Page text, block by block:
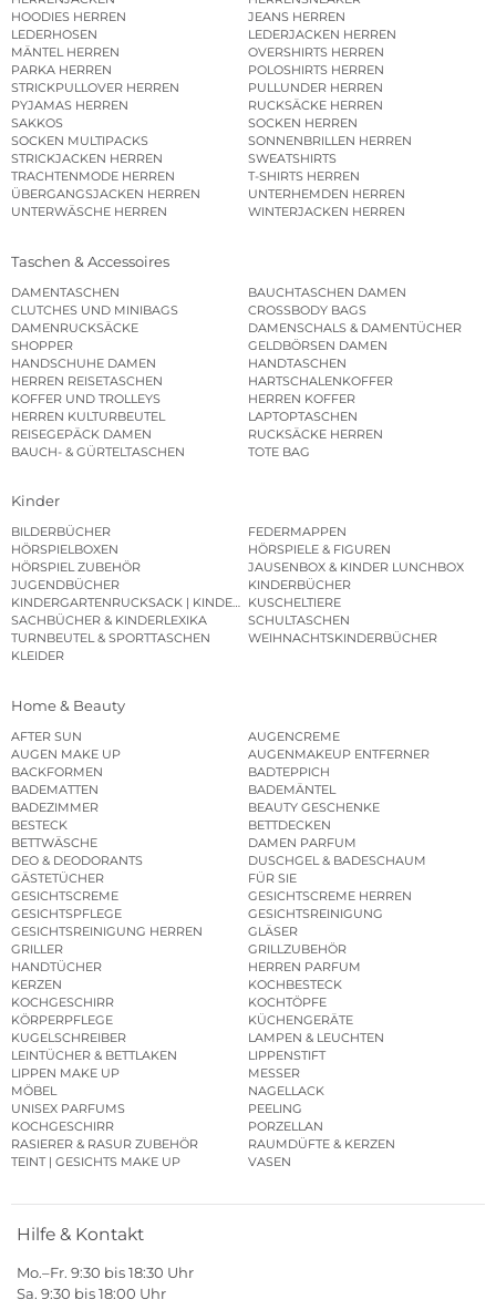
HOODIES HERREN
JEANS HERREN
LEDERHOSEN
LEDERJACKEN HERREN
MÄNTEL HERREN
OVERSHIRTS HERREN
PARKA HERREN
POLOSHIRTS HERREN
STRICKPULLOVER HERREN
PULLUNDER HERREN
PYJAMAS HERREN
RUCKSÄCKE HERREN
SAKKOS
SOCKEN HERREN
SOCKEN MULTIPACKS
SONNENBRILLEN HERREN
STRICKJACKEN HERREN
SWEATSHIRTS
TRACHTENMODE HERREN
T-SHIRTS HERREN
ÜBERGANGSJACKEN HERREN
UNTERHEMDEN HERREN
UNTERWÄSCHE HERREN
WINTERJACKEN HERREN
Taschen & Accessoires
DAMENTASCHEN
BAUCHTASCHEN DAMEN
CLUTCHES UND MINIBAGS
CROSSBODY BAGS
DAMENRUCKSÄCKE
DAMENSCHALS & DAMENTÜCHER
SHOPPER
GELDBÖRSEN DAMEN
HANDSCHUHE DAMEN
HANDTASCHEN
HERREN REISETASCHEN
HARTSCHALENKOFFER
KOFFER UND TROLLEYS
HERREN KOFFER
HERREN KULTURBEUTEL
LAPTOPTASCHEN
REISEGEPÄCK DAMEN
RUCKSÄCKE HERREN
BAUCH- & GÜRTELTASCHEN
TOTE BAG
Kinder
BILDERBÜCHER
FEDERMAPPEN
HÖRSPIELBOXEN
HÖRSPIELE & FIGUREN
HÖRSPIEL ZUBEHÖR
JAUSENBOX & KINDER LUNCHBOX
JUGENDBÜCHER
KINDERBÜCHER
KINDERGARTENRUCKSACK | KINDERGARTENBEUTEL
KUSCHELTIERE
SACHBÜCHER & KINDERLEXIKA
SCHULTASCHEN
TURNBEUTEL & SPORTTASCHEN
WEIHNACHTSKINDERBÜCHER
KLEIDER
Home & Beauty
AFTER SUN
AUGENCREME
AUGEN MAKE UP
AUGENMAKEUP ENTFERNER
BACKFORMEN
BADTEPPICH
BADEMATTEN
BADEMÄNTEL
BADEZIMMER
BEAUTY GESCHENKE
BESTECK
BETTDECKEN
BETTWÄSCHE
DAMEN PARFUM
DEO & DEODORANTS
DUSCHGEL & BADESCHAUM
GÄSTETÜCHER
FÜR SIE
GESICHTSCREME
GESICHTSCREME HERREN
GESICHTSPFLEGE
GESICHTSREINIGUNG
GESICHTSREINIGUNG HERREN
GLÄSER
GRILLER
GRILLZUBEHÖR
HANDTÜCHER
HERREN PARFUM
KERZEN
KOCHBESTECK
KOCHGESCHIRR
KOCHTÖPFE
KÖRPERPFLEGE
KÜCHENGERÄTE
KUGELSCHREIBER
LAMPEN & LEUCHTEN
LEINTÜCHER & BETTLAKEN
LIPPENSTIFT
LIPPEN MAKE UP
MESSER
MÖBEL
NAGELLACK
UNISEX PARFUMS
PEELING
KOCHGESCHIRR
PORZELLAN
RASIERER & RASUR ZUBEHÖR
RAUMDÜFTE & KERZEN
TEINT | GESICHTS MAKE UP
VASEN
Hilfe & Kontakt
Mo.–Fr. 9:30 bis 18:30 Uhr
Sa. 9:30 bis 18:00 Uhr